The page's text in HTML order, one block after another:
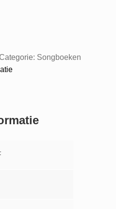
Categorie: Songboeken